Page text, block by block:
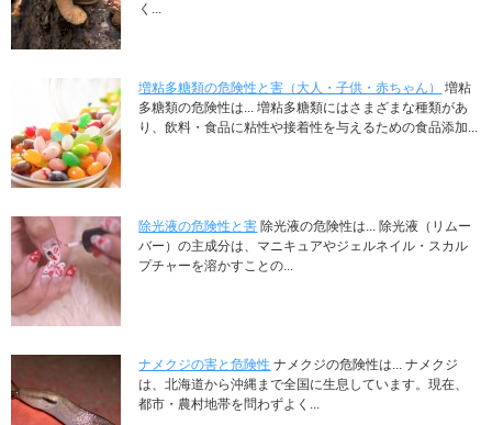
く...
増粘多糖類の危険性と害（大人・子供・赤ちゃん）
増粘
多糖類の危険性は... 増粘多糖類にはさまざまな種類があ
り、飲料・食品に粘性や接着性を与えるための食品添加...
除光液の危険性と害 除光液の危険性は... 除光液（リムー
バー）の主成分は、マニキュアやジェルネイル・スカル
プチャーを溶かすことの...
ナメクジの害と危険性 ナメクジの危険性は... ナメクジ
は、北海道から沖縄まで全国に生息しています。現在、
都市・農村地帯を問わずよく...